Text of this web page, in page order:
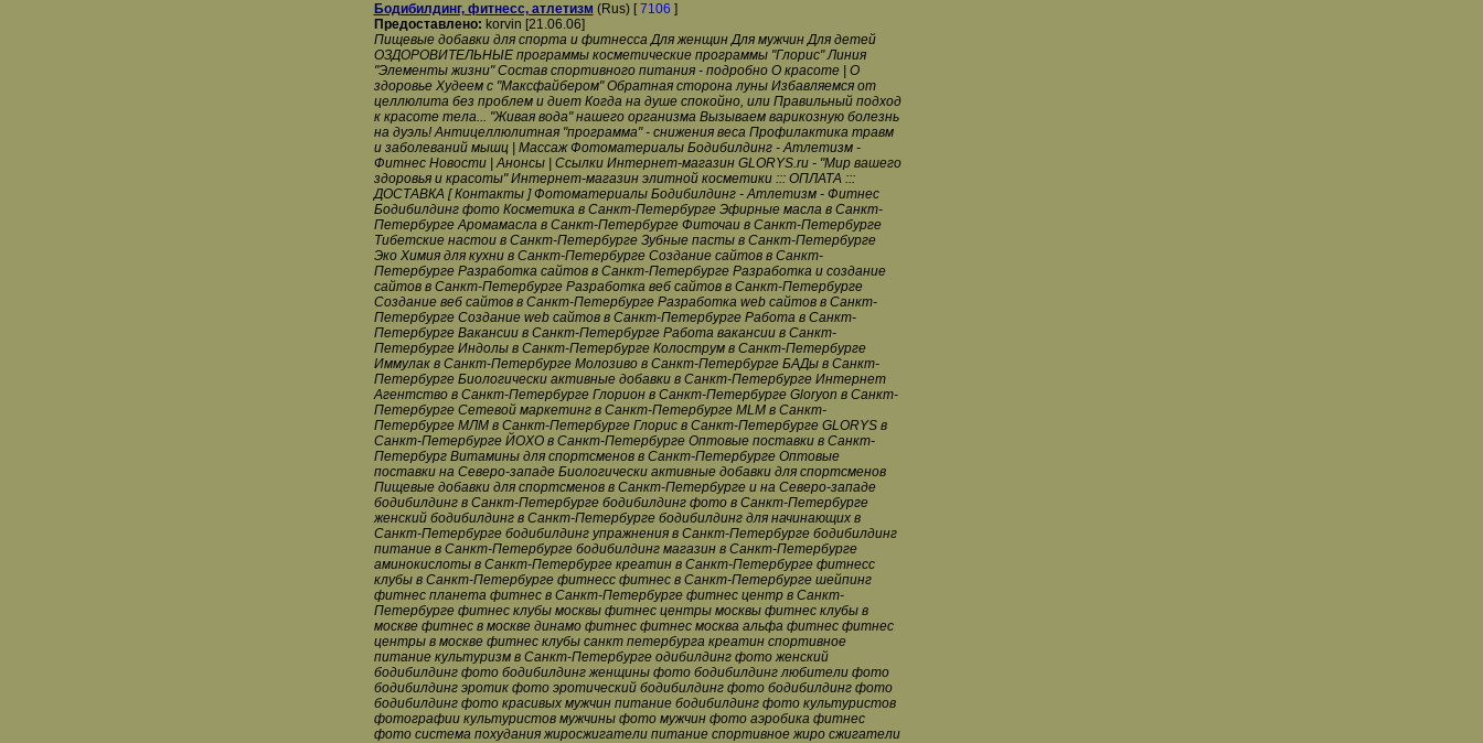
Бодибилдинг, фитнесс, атлетизм (Rus) [7106 ]
Предоставлено: korvin [21.06.06]
Пищевые добавки для спорта и фитнесса Для женщин Для мужчин Для детей
ОЗДОРОВИТЕЛЬНЫЕ программы косметические программы "Глорис" Линия
"Элементы жизни" Состав спортивного питания - подробно О красоте | О
здоровье Худеем с "Максфайбером" Обратная сторона луны Избавляемся от
целлюлита без проблем и диет Когда на душе спокойно, или Правильный подход
к красоте тела... "Живая вода" нашего организма Вызываем варикозную болезнь
на дуэль! Антицеллюлитная "программа" - снижения веса Профилактика травм
и заболеваний мышц | Массаж Фотоматериалы Бодибилдинг - Атлетизм -
Фитнес Новости | Анонсы | Ссылки Интернет-магазин GLORYS.ru - "Мир вашего
здоровья и красоты" Интернет-магазин элитной косметики ::: ОПЛАТА :::
ДОСТАВКА [ Контакты ] Фотоматериалы Бодибилдинг - Атлетизм - Фитнес
Бодибилдинг фото Косметика в Санкт-Петербурге Эфирные масла в Санкт-
Петербурге Аромамасла в Санкт-Петербурге Фиточаи в Санкт-Петербурге
Тибетские настои в Санкт-Петербурге Зубные пасты в Санкт-Петербурге
Эко Химия для кухни в Санкт-Петербурге Создание сайтов в Санкт-
Петербурге Разработка сайтов в Санкт-Петербурге Разработка и создание
сайтов в Санкт-Петербурге Разработка веб сайтов в Санкт-Петербурге
Создание веб сайтов в Санкт-Петербурге Разработка web сайтов в Санкт-
Петербурге Создание web сайтов в Санкт-Петербурге Работа в Санкт-
Петербурге Вакансии в Санкт-Петербурге Работа вакансии в Санкт-
Петербурге Индолы в Санкт-Петербурге Колострум в Санкт-Петербурге
Иммулак в Санкт-Петербурге Молозиво в Санкт-Петербурге БАДы в Санкт-
Петербурге Биологически активные добавки в Санкт-Петербурге Интернет
Агентство в Санкт-Петербурге Глорион в Санкт-Петербурге Gloryon в Санкт-
Петербурге Сетевой маркетинг в Санкт-Петербурге MLM в Санкт-
Петербурге МЛМ в Санкт-Петербурге Глорис в Санкт-Петербурге GLORYS в
Санкт-Петербурге ЙОХО в Санкт-Петербурге Оптовые поставки в Санкт-
Петербург Витамины для спортсменов в Санкт-Петербурге Оптовые
поставки на Северо-западе Биологически активные добавки для спортсменов
Пищевые добавки для спортсменов в Санкт-Петербурге и на Северо-западе
бодибилдинг в Санкт-Петербурге бодибилдинг фото в Санкт-Петербурге
женский бодибилдинг в Санкт-Петербурге бодибилдинг для начинающих в
Санкт-Петербурге бодибилдинг упражнения в Санкт-Петербурге бодибилдинг
питание в Санкт-Петербурге бодибилдинг магазин в Санкт-Петербурге
аминокислоты в Санкт-Петербурге креатин в Санкт-Петербурге фитнесс
клубы в Санкт-Петербурге фитнесс фитнес в Санкт-Петербурге шейпинг
фитнес планета фитнес в Санкт-Петербурге фитнес центр в Санкт-
Петербурге фитнес клубы москвы фитнес центры москвы фитнес клубы в
москве фитнес в москве динамо фитнес фитнес москва альфа фитнес фитнес
центры в москве фитнес клубы санкт петербурга креатин спортивное
питание культуризм в Санкт-Петербурге одибилдинг фото женский
бодибилдинг фото бодибилдинг женщины фото бодибилдинг любители фото
бодибилдинг эротик фото эротический бодибилдинг фото бодибилдинг фото
бодибилдинг фото красивых мужчин питание бодибилдинг фото культуристов
фотографии культуристов мужчины фото мужчин фото аэробика фитнес
фото система похудания жиросжигатели питание спортивное жиро сжигатели